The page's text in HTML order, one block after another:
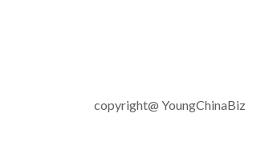
copyright@ YoungChinaBiz